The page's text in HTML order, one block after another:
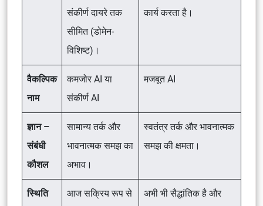
संकीर्ण दायरे तक
सीमित (डोमेन-
विशिष्ट)।
कार्य करता है।
वैकल्पिक
नाम
कमजोर AI या
संकीर्ण AI
मजबूत AI
ज्ञान –
संबंधी
कौशल
सामान्य तर्क और
भावनात्मक समझ का
अभाव।
स्वतंत्र तर्क और भावनात्मक
समझ की क्षमता।
स्थिति
आज सक्रिय रूप से
अभी भी सैद्धांतिक है और